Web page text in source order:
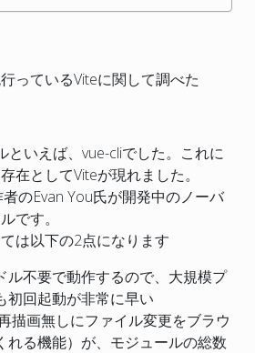
っているViteに関して調べた
といえば、vue-cliでした。これに
在としてViteが現れました。
のEvan You氏が開発中のノーバ
です。
は以下の2点になります
ル不要で動作するので、大規模プ
初回起動が非常に早い
描画無しにファイル変更をブラウ
れる機能）が、モジュールの総数